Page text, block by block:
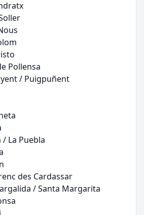
Pollensa
/ Puigpuñent
/ La Puebla
des Cardassar
/ Santa Margarita